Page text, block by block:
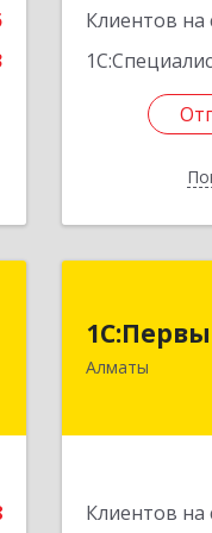
Клиентов
Алматы
Клиентов